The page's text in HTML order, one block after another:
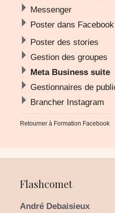
Messenger
Poster dans Facebook
Poster des stories
Gestion des groupes
Meta Business suite
Gestionnaires de
Brancher Instagram
Retourner à Formation Facebook
Flashcomet
André Debaisieux